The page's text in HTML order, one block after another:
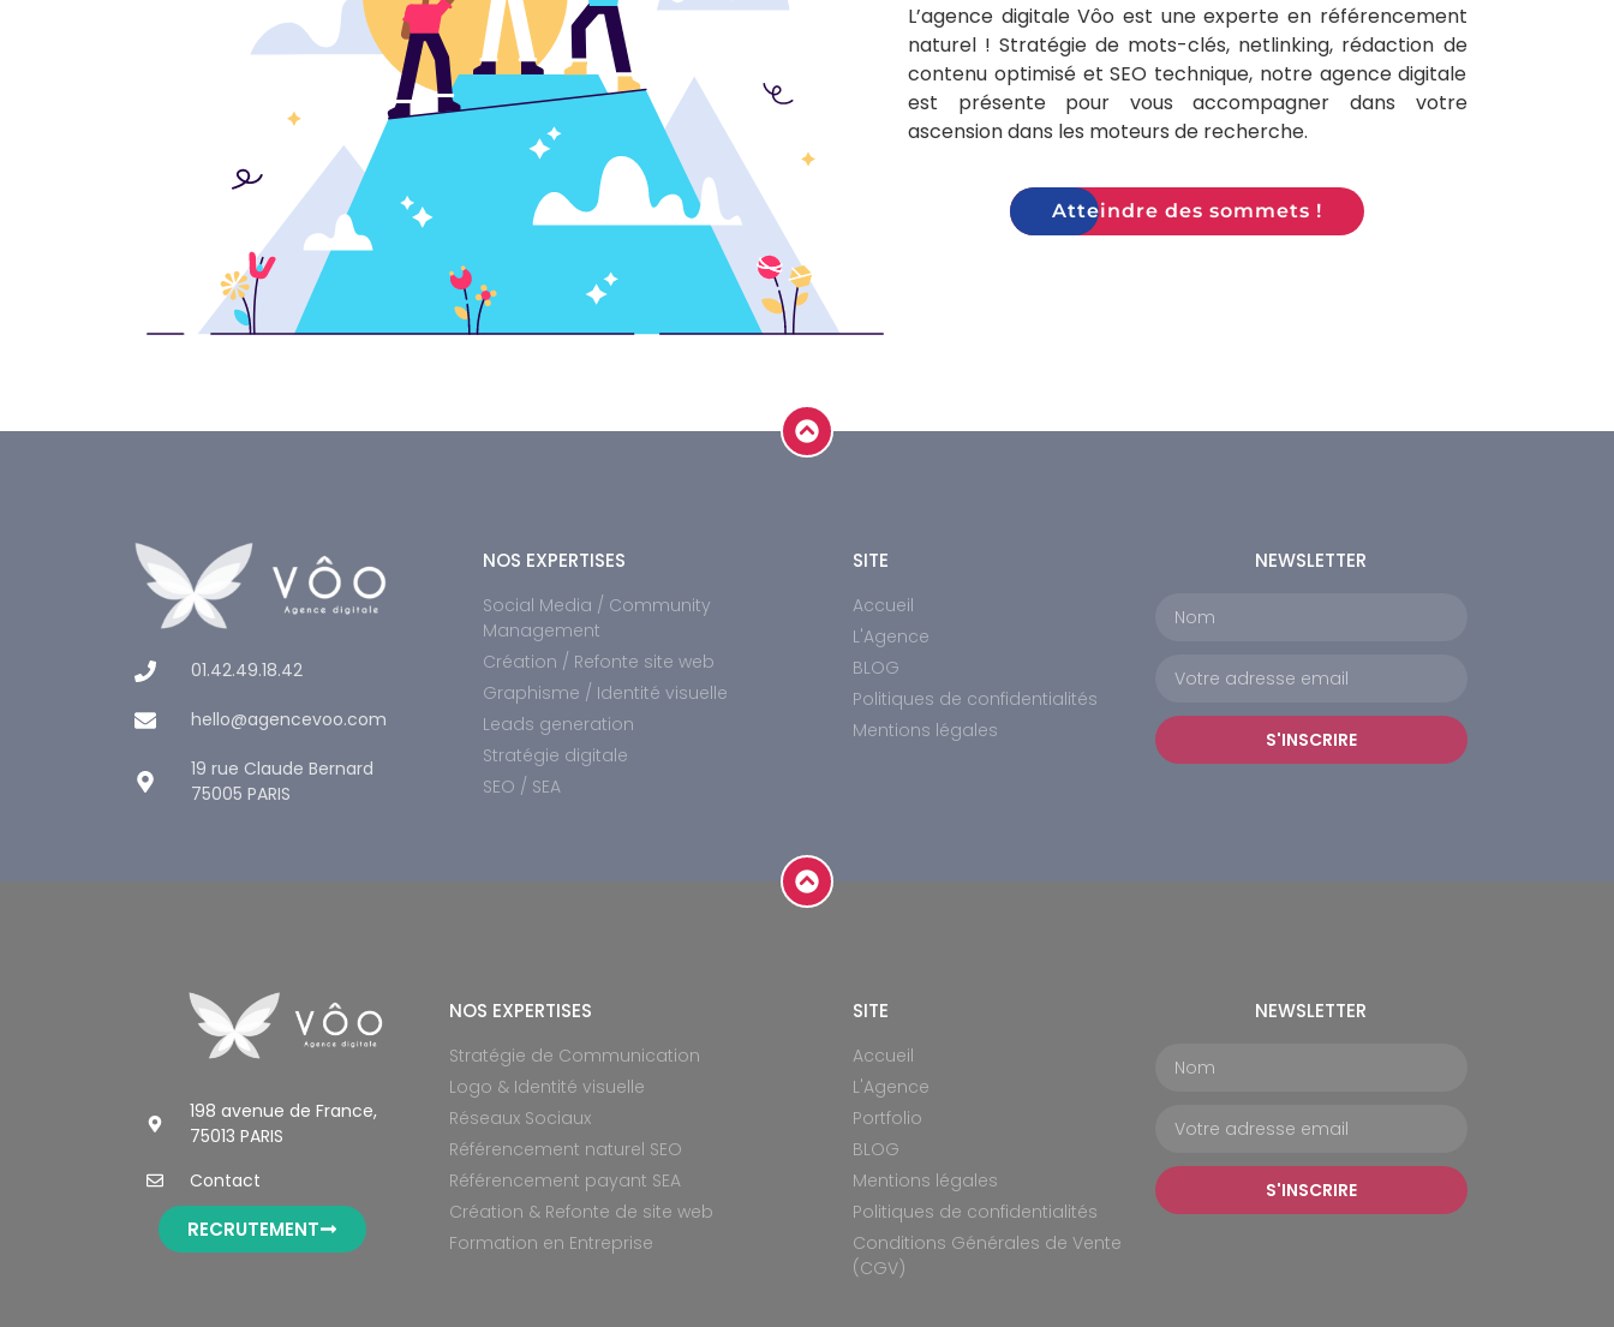
L’agence digitale Vôo est une experte en référencement
naturel ! Stratégie de mots-clés, netlinking, rédaction de
contenu optimisé et SEO technique, notre agence digitale
est présente pour vous accompagner dans votre
ascension dans les moteurs de recherche.
Atteindre des sommets !
01.42.49.18.42
hello@agencevoo.com
19 rue Claude Bernard
75005 PARIS
NOS EXPERTISES
Social Media / Community
Management
Création / Refonte site web
Graphisme / Identité visuelle
Leads generation
Stratégie digitale
SEO / SEA
SITE
Accueil
L'Agence
BLOG
Politiques de confidentialités
Mentions légales
NEWSLETTER
S'INSCRIRE
198 avenue de France,
75013 PARIS
Contact
RECRUTEMENT
NOS EXPERTISES
Stratégie de Communication
Logo & Identité visuelle
Réseaux Sociaux
Référencement naturel SEO
Référencement payant SEA
Création & Refonte de site web
Formation en Entreprise
SITE
Accueil
L'Agence
Portfolio
BLOG
Mentions légales
Politiques de confidentialités
Conditions Générales de Vente
(CGV)
NEWSLETTER
S'INSCRIRE